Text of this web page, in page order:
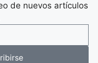
de nuevos artículos